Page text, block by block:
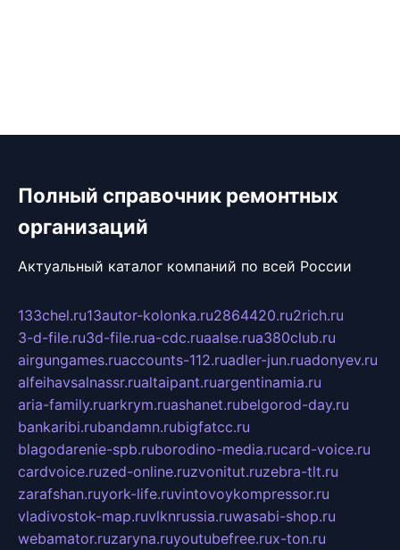
Полный справочник ремонтных
организаций
Актуальный каталог компаний по всей России
133chel.ru13autor-kolonka.ru2864420.ru2rich.ru
3-d-file.ru3d-file.rua-cdc.ruaalse.rua380club.ru
airgungames.ruaccounts-112.ruadler-jun.ruadonyev.ru
alfeihavsalnassr.rualtaipant.ruargentinamia.ru
aria-family.ruarkrym.ruashanet.rubelgorod-day.ru
bankaribi.rubandamn.rubigfatcc.ru
blagodarenie-spb.ruborodino-media.rucard-voice.ru
cardvoice.ruzed-online.ruzvonitut.ruzebra-tlt.ru
zarafshan.ruyork-life.ruvintovoykompressor.ru
vladivostok-map.ruvlknrussia.ruwasabi-shop.ru
webamator.ruzaryna.ruyoutubefree.rux-ton.ru